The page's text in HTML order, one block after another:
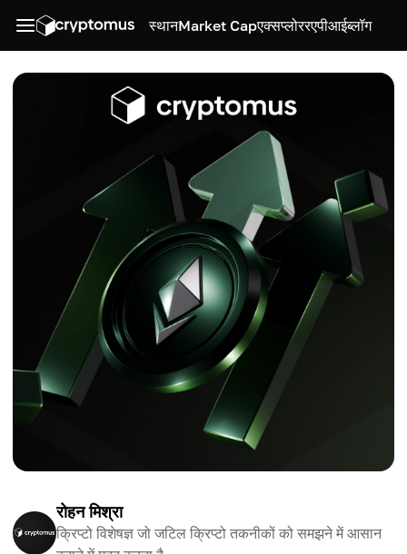
स्थानMarket Capएक्सप्लोररएपीआईब्लॉग
रोहन मिश्रा
क्रिप्टो विशेषज्ञ जो जटिल क्रिप्टो तकनीकों को समझने में आसान